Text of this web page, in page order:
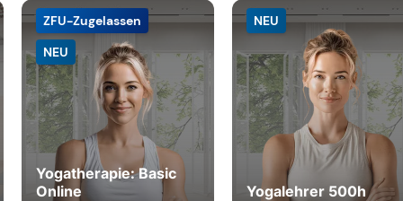
NEU
ZFU-Zugelassen
Yogatherapie: Basic
Online
NEU
Yogalehrer 500h